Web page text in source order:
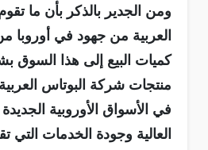
ومن الجدير بالذكر بأن ما
العربية من جهود في أوروبا
كميات البيع إلى هذا السوق
منتجات شركة البوتاس العربية
في الأسواق الأوروبية
العالية وجودة الخدمات التي